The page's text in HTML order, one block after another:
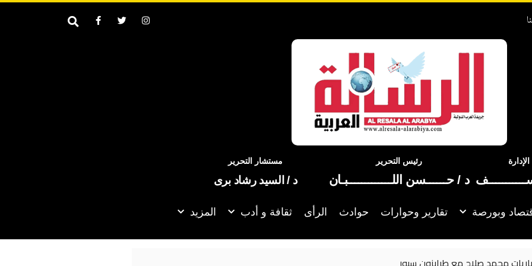
رئيس التحرير
د / حــــــسن اللـــــــــــــبـان
مستشار التحرير
د / السيد رشاد برى
وبورصة تقارير وحوارات حوادث الرأى ثقافة و أدب المزيد